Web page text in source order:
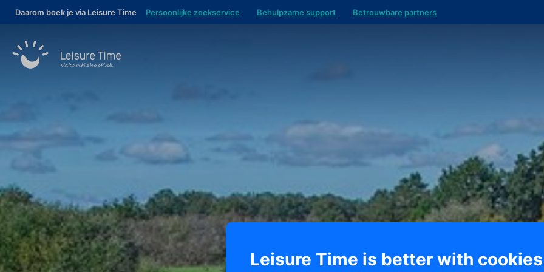
Daarom boek je via Leisure Time Persoonlijke zoekservice Behulpzame support Betrouwbare partners
Leisure Time is better with